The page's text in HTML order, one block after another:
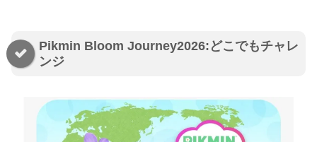
Pikmin Bloom Journey2026:どこでもチャレ
ンジ